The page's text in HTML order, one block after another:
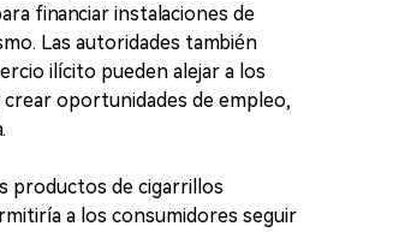
financiar instalaciones de
Las autoridades también
ilícito pueden alejar a los
oportunidades de empleo,
productos de cigarrillos
a los consumidores seguir